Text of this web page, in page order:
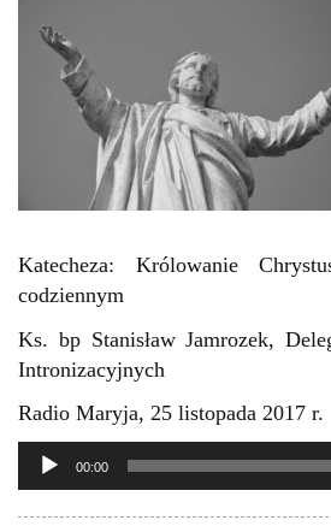
Katecheza: Królowanie
codziennym
Ks. bp Stanisław Jamrozek,
Intronizacyjnych
Radio Maryja, 25 listopada 2017 r.
Odtwarzacz
dźwiękowych
00:00